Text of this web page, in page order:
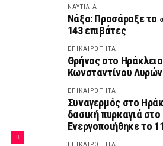
ΝΑΥΤΙΛΙΑ
Νάξο: Προσάραξε το
143 επιβάτες
ΕΠΙΚΑΙΡΟΤΗΤΑ
Θρήνος στο
Κωνσταντίνου
ΕΠΙΚΑΙΡΟΤΗΤΑ
Συναγερμός στο
δασική πυρκαγιά
Ενεργοποιήθηκε το